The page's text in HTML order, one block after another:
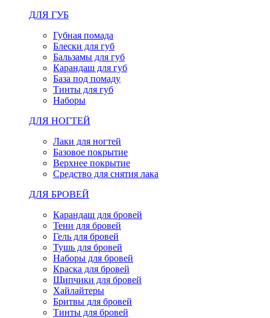
ДЛЯ ГУБ
Губная помада
Блески для губ
Бальзамы для губ
Карандаш для губ
База под помаду
Тинты для губ
Наборы
ДЛЯ НОГТЕЙ
Лаки для ногтей
Базовое покрытие
Верхнее покрытие
Средство для снятия лака
ДЛЯ БРОВЕЙ
Карандаш для бровей
Тени для бровей
Гель для бровей
Тушь для бровей
Наборы для бровей
Краска для бровей
Щипчики для бровей
Хайлайтеры
Бритвы для бровей
Тинты для бровей